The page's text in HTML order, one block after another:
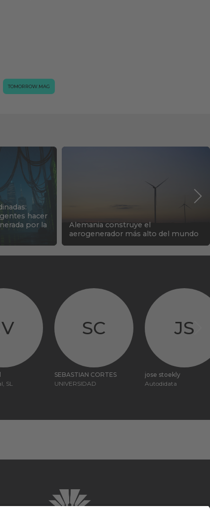
TOMORROW.MAG
hacer
por la
Alemania construye el
aerogenerador más alto del mundo
SL
SC
SEBASTIAN CORTES
UNIVERSIDAD
JS
jose stoekly
Autodidata